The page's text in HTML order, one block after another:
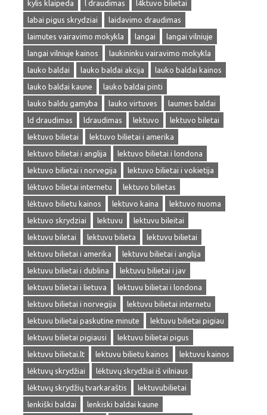
kylis klaipeda
l draudimas
l4ktuvo bilietai
labai pigus skrydziai
laidavimo draudimas
laimutes vairavimo mokykla
langai
langai vilniuje
langai vilniuje kainos
laukininku vairavimo mokykla
lauko baldai
lauko baldai akcija
lauko baldai kainos
lauko baldai kaune
lauko baldai pinti
lauko baldu gamyba
lauko virtuves
laumes baldai
ld draudimas
ldraudimas lektuvo
lektuvo biletai
lektuvo bilietai
lektuvo bilietai i amerika
lektuvo bilietai i anglija
lektuvo bilietai i londona
lektuvo bilietai i norvegija
lektuvo bilietai i vokietija
lėktuvo bilietai internetu
lektuvo bilietas
lėktuvo bilietu kainos
lektuvo kaina
lektuvo nuoma
lektuvo skrydziai
lektuvu
lektuvu bileitai
lektuvu biletai
lektuvu bilieta
lektuvu bilietai
lektuvu bilietai i amerika
lektuvu bilietai i anglija
lektuvu bilietai i dublina
lektuvu bilietai i jav
lektuvu bilietai i lietuva
lektuvu bilietai i londona
lektuvu bilietai i norvegija
lektuvu bilietai internetu
lektuvu bilietai paskutine minute
lektuvu bilietai pigiau
lektuvu bilietai pigiausi
lektuvu bilietai pigus
lektuvu bilietai.lt
lektuvu bilietu kainos
lektuvu kainos
lėktuvų skrydžiai
lėktuvų skrydžiai iš vilniaus
lėktuvų skrydžių tvarkaraštis
lektuvubilietai
lenkiški baldai
lenkiski baldai kaune